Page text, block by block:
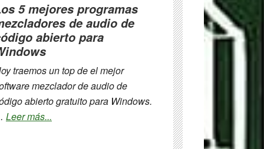
Windows
5 mejores programas
de audio de
abierto para
traemos un top de el mejor
mezclador de audio de
abierto gratuito para Windows.
Leer más...